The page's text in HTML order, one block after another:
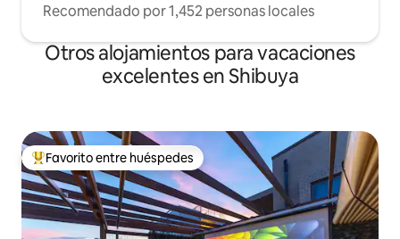
Recomendado por 1,452 personas locales
Otros alojamientos para vacaciones
excelentes en Shibuya
Favorito entre huéspedes preferido
Favorito entre huéspedes